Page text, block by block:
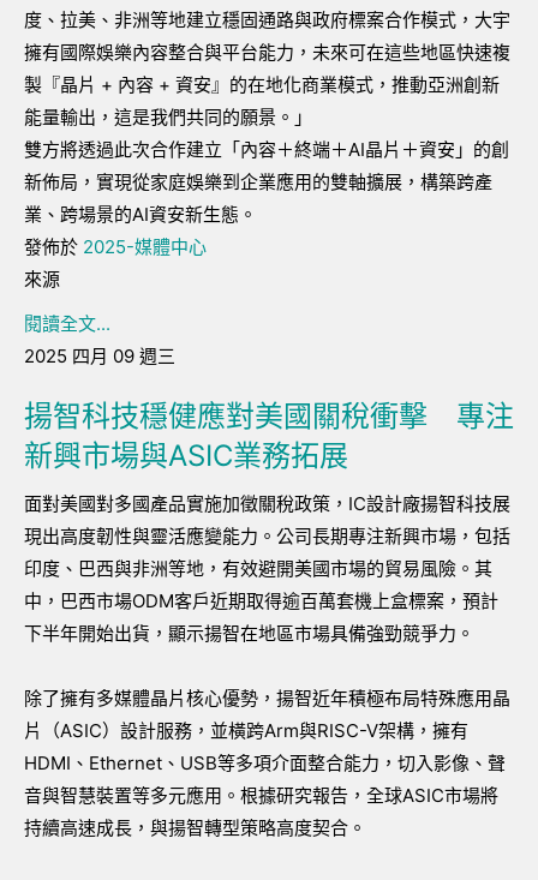
度、拉美、非洲等地建立穩固通路與政府標案合作模式，大宇
擁有國際娛樂內容整合與平台能力，未來可在這些地區快速複
製『晶片 + 內容 + 資安』的在地化商業模式，推動亞洲創新
能量輸出，這是我們共同的願景。」
雙方將透過此次合作建立「內容＋終端＋AI晶片＋資安」的創
新佈局，實現從家庭娛樂到企業應用的雙軸擴展，構築跨產
業、跨場景的AI資安新生態。
發佈於 2025-媒體中心
來源
閱讀全文...
2025 四月 09 週三
揚智科技穩健應對美國關稅衝擊 專注
新興市場與ASIC業務拓展
面對美國對多國產品實施加徵關稅政策，IC設計廠揚智科技展
現出高度韌性與靈活應變能力。公司長期專注新興市場，包括
印度、巴西與非洲等地，有效避開美國市場的貿易風險。其
中，巴西市場ODM客戶近期取得逾百萬套機上盒標案，預計
下半年開始出貨，顯示揚智在地區市場具備強勁競爭力。
除了擁有多媒體晶片核心優勢，揚智近年積極布局特殊應用晶
片（ASIC）設計服務，並橫跨Arm與RISC-V架構，擁有
HDMI、Ethernet、USB等多項介面整合能力，切入影像、聲
音與智慧裝置等多元應用。根據研究報告，全球ASIC市場將
持續高速成長，與揚智轉型策略高度契合。